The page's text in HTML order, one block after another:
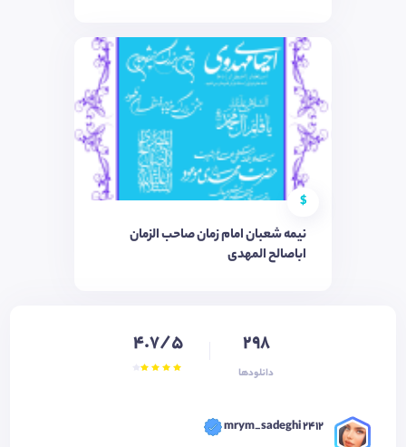
$
نیمه شعبان امام زمان صاحب الزمان
اباصالح المهدی
298
دانلودها
4.7/5
mrym_sadeghi 2412